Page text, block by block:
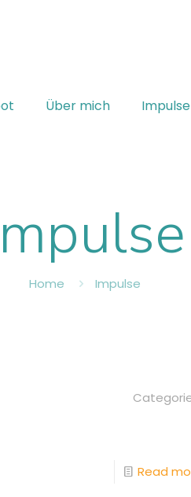
Über mich Impulse
Home Impulse
Read